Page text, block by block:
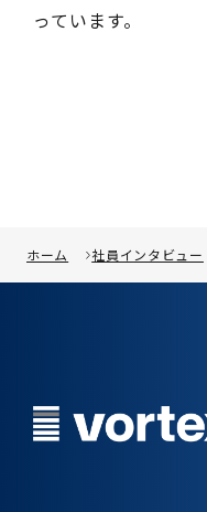
っています。
ホーム 社員インタビュー